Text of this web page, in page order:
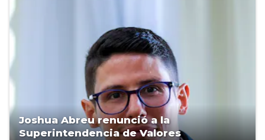
Joshua Abreu renunció a la
Superintendencia de Valores